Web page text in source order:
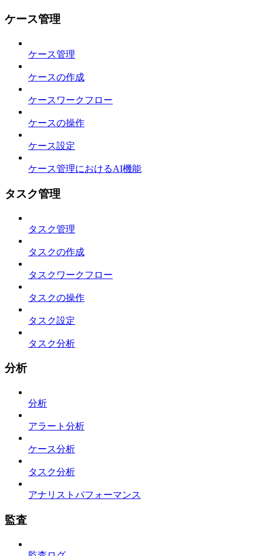
ケース管理
ケース管理
ケースの作成
ケースワークフロー
ケースの操作
ケース設定
ケース管理におけるAI機能
タスク管理
タスク管理
タスクの作成
タスクワークフロー
タスクの操作
タスク設定
タスク分析
分析
分析
アラート分析
ケース分析
タスク分析
アナリストパフォーマンス
監査